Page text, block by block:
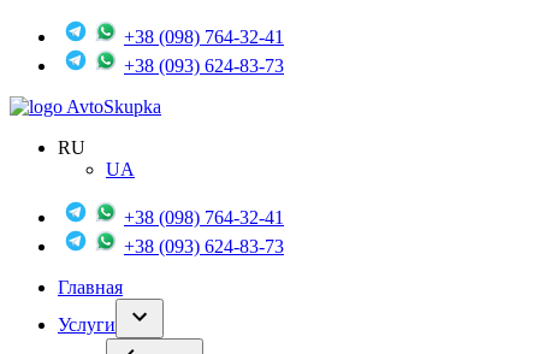
+38 (098) 764-32-41
+38 (093) 624-83-73
AvtoSkupka
RU
UA
+38 (098) 764-32-41
+38 (093) 624-83-73
Главная
Услуги